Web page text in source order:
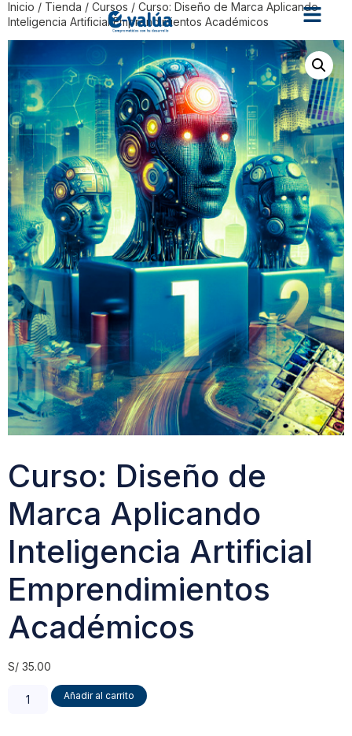
Inicio / Tienda / Cursos / Curso: Diseño de Marca Aplicando
Inteligencia Artificial Emprendimientos Académicos
Curso: Diseño de
Marca Aplicando
Inteligencia Artificial
Emprendimientos
Académicos
S/ 35.00
Añadir al carrito